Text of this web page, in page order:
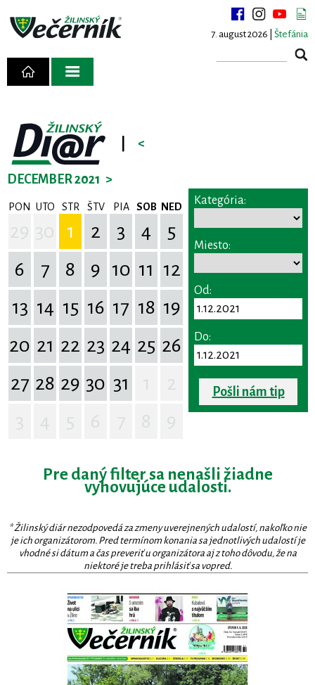
7. august 2026 | Štefánia
<
DECEMBER 2021 >
PON UTO STR ŠTV PIA SOB NED
1 2 3 4
5
6
7 8 9 10 11 12
13 14 15 16 17 18 19
20 21 22 23 24 25 26
27 28 29 30 31
Kategória:
Miesto:
Od:
Do:
Pošli nám tip
Pre daný filter sa nenašli žiadne
vyhovujúce udalosti.
* Žilinský diár nezodpovedá za zmeny uverejnených udalostí, nakoľko nie
je ich organizátorom. Pred termínom konania sa jednotlivých udalostí je
vhodné si dátum a čas preveriť u organizátora aj z toho dôvodu, že na
niektoré je treba prihlásiť sa vopred.